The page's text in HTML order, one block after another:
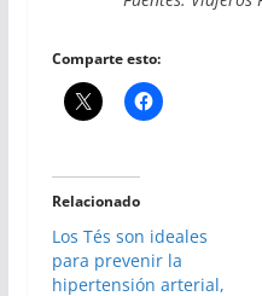
Comparte esto:
Relacionado
Los Tés son ideales
para prevenir la
hipertensión arterial,